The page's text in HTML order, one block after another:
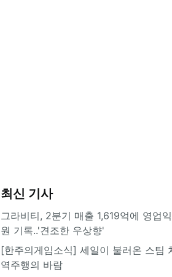
최신 기사
그라비티, 2분기 매출 1,619억에 영업
원 기록..'견조한 우상향'
[한주의게임소식] 세일이 불러온 스팀
역주행의 바람